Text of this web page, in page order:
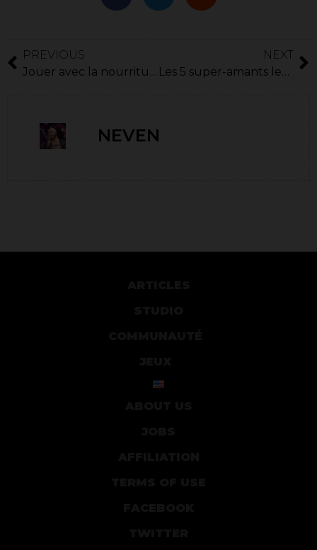
PREVIOUS
Jouer avec la nourriture
NEXT
Les 5 super-amants les plus puissants
NEVEN